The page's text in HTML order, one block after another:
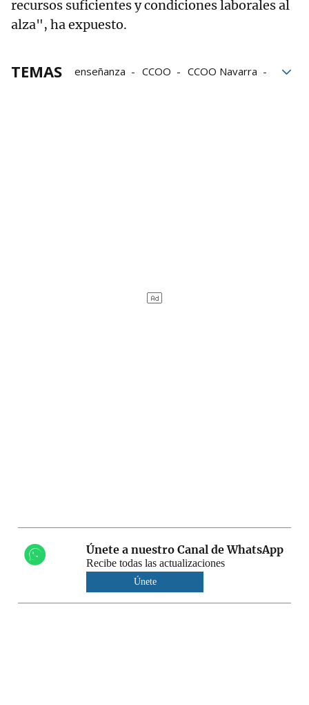
recursos suficientes y condiciones laborales al
alza", ha expuesto.
TEMAS enseñanza CCOO
CCOO Navarra
Únete a nuestro Canal de WhatsApp
Recibe todas las actualizaciones
Únete